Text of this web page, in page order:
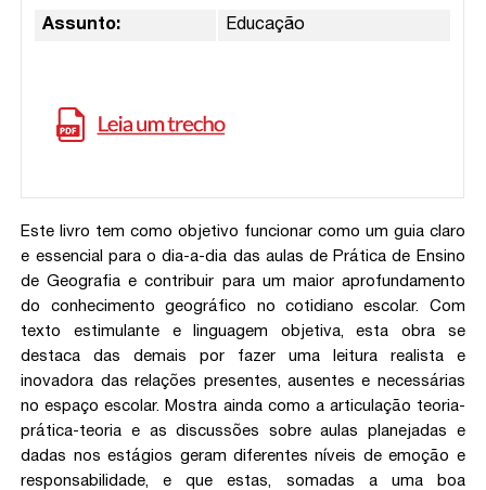
Assunto: Educação
Este livro tem como objetivo funcionar como um guia claro
e essencial para o dia-a-dia das aulas de Prática de Ensino
de Geografia e contribuir para um maior aprofundamento
do conhecimento geográfico no cotidiano escolar. Com
texto estimulante e linguagem objetiva, esta obra se
destaca das demais por fazer uma leitura realista e
inovadora das relações presentes, ausentes e necessárias
no espaço escolar. Mostra ainda como a articulação teoria-
prática-teoria e as discussões sobre aulas planejadas e
dadas nos estágios geram diferentes níveis de emoção e
responsabilidade, e que estas, somadas a uma boa